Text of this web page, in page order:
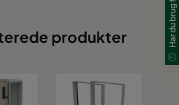
produkter